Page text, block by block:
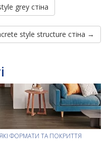
grey стіна
style structure стіна →
ФОРМАТИ ТА ПОКРИТТЯ